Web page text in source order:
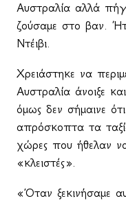
Αυστραλία αλλά
ζούσαμε στο βαν.
Ντέιβι.
Χρειάστηκε να
Αυστραλία άνοιξε
όμως δεν σήμαινε
απρόσκοπτα τα
χώρες που ήθελαν
«κλειστές».
«Όταν ξεκινήσαμε